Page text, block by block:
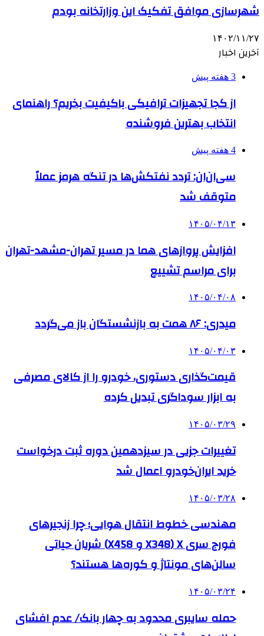
شهرسازی موافق تفکیک این وزارتخانه بودم
۱۴۰۲/۱۱/۲۷
آخرین اخبار
3 هفته پیش
از کجا تجهیزات ترافیکی باکیفیت بخریم؟ راهنمای
انتخاب بهترین فروشنده
4 هفته پیش
سی‌ان‌ان: تردد نفتکش‌ها در تنگه هرمز عملاً
متوقف شد
۱۴۰۵/۰۴/۱۳
افزایش پروازهای هما در مسیر تهران-مشهد-تهران
برای مراسم تشییع
۱۴۰۵/۰۴/۰۸
میدری: ۸۶ همت به بازنشستگان باز می‌گردد
۱۴۰۵/۰۴/۰۳
قیمت‌گذاری دستوری، خودرو را از کالای مصرفی
به ابزار سوداگری تبدیل کرده
۱۴۰۵/۰۳/۲۹
تغییرات جزیی در سیزدهمین دوره ثبت درخواست
خرید ایران‌خودرو اعمال شد
۱۴۰۵/۰۳/۲۸
مهندسی خطوط انتقال هوایی؛ چرا زنجیرهای
فورج سری X (X348 و X458) شریان حیاتی
سالن‌های مونتاژ و کوره‌ها هستند؟
۱۴۰۵/۰۳/۲۴
حمله سایبری محدود به چهار بانک/ عدم افشای